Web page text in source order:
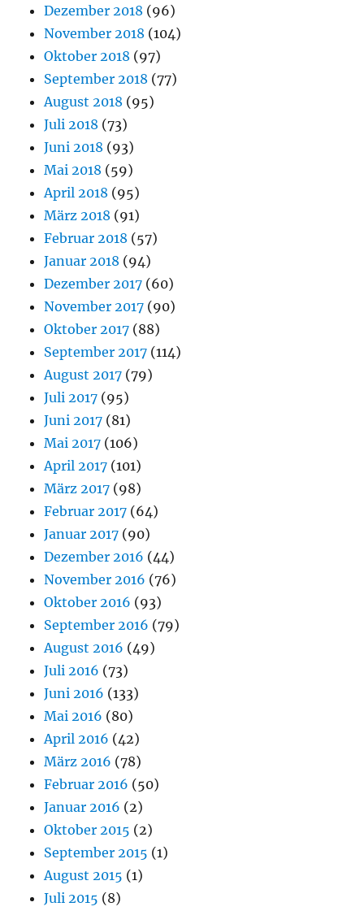
Dezember 2018 (96)
November 2018 (104)
Oktober 2018 (97)
September 2018 (77)
August 2018 (95)
Juli 2018 (73)
Juni 2018 (93)
Mai 2018 (59)
April 2018 (95)
März 2018 (91)
Februar 2018 (57)
Januar 2018 (94)
Dezember 2017 (60)
November 2017 (90)
Oktober 2017 (88)
September 2017 (114)
August 2017 (79)
Juli 2017 (95)
Juni 2017 (81)
Mai 2017 (106)
April 2017 (101)
März 2017 (98)
Februar 2017 (64)
Januar 2017 (90)
Dezember 2016 (44)
November 2016 (76)
Oktober 2016 (93)
September 2016 (79)
August 2016 (49)
Juli 2016 (73)
Juni 2016 (133)
Mai 2016 (80)
April 2016 (42)
März 2016 (78)
Februar 2016 (50)
Januar 2016 (2)
Oktober 2015 (2)
September 2015 (1)
August 2015 (1)
Juli 2015 (8)